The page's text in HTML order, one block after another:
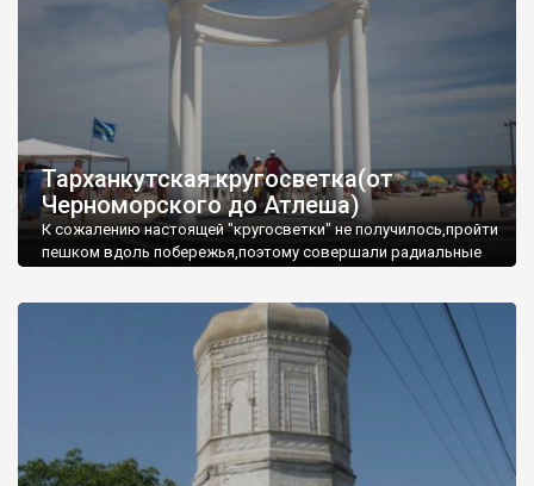
Тарханкутская кругосветка(от
Черноморского до Атлеша)
К сожалению настоящей "кругосветки" не получилось,пройти
пешком вдоль побережья,поэтому совершали радиальные